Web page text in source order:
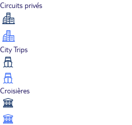
Circuits privés
City Trips
Croisières